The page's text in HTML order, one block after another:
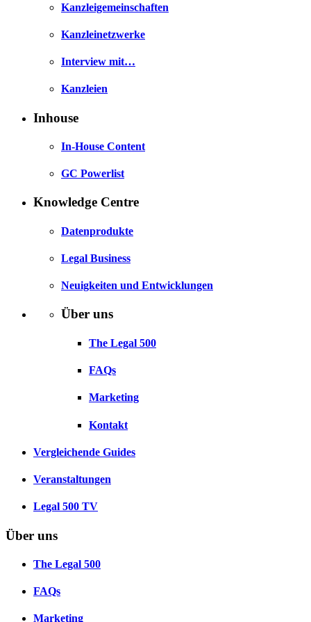
Kanzleigemeinschaften
Kanzleinetzwerke
Interview mit…
Kanzleien
Inhouse
In-House Content
GC Powerlist
Knowledge Centre
Datenprodukte
Legal Business
Neuigkeiten und Entwicklungen
Über uns
The Legal 500
FAQs
Marketing
Kontakt
Vergleichende Guides
Veranstaltungen
Legal 500 TV
Über uns
The Legal 500
FAQs
Marketing